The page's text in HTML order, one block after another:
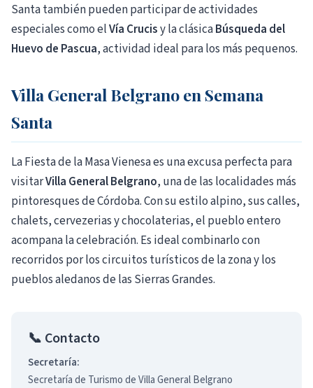
Santa también pueden participar de actividades
especiales como elVía Crucisy la clásicaBúsqueda del
Huevo de Pascua, actividad ideal para los más pequenos.
Villa General Belgrano en Semana
Santa
La Fiesta de la Masa Vienesa es una excusa perfecta para
visitarVilla General Belgrano, una de las localidades más
pintoresques de Córdoba. Con su estilo alpino, sus calles,
chalets, cervezerias y chocolaterias, el pueblo entero
acompana la celebración. Es ideal combinarlo con
recorridos por los circuitos turísticos de la zona y los
pueblos aledanos de las Sierras Grandes.
📞 Contacto
Secretaría:
Secretaría de Turismo de Villa General Belgrano